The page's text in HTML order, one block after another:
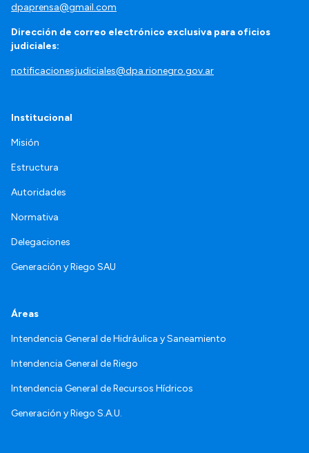
dpaprensa@gmail.com
Dirección de correo electrónico exclusiva para oficios
judiciales:
notificacionesjudiciales@dpa.rionegro.gov.ar
Institucional
Misión
Estructura
Autoridades
Normativa
Delegaciones
Generación y Riego SAU
Áreas
Intendencia General de Hidráulica y Saneamiento
Intendencia General de Riego
Intendencia General de Recursos Hídricos
Generación y Riego S.A.U.